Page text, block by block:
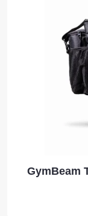
GymBeam